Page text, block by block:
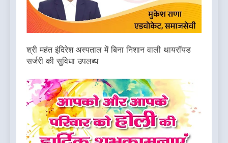
श्री महंत इंदिरेश अस्पताल में बिना निशान वाली थायरॉयड
सर्जरी की सुविधा उपलब्ध